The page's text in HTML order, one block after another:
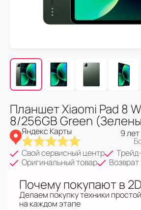
Планшет Xiaomi Pad 8
8/256GB Green
Яндекс Карты 9
Свой сервисный центр
Оригинальный товар
Возврат
Почему покупают в
Делаем покупку техники
на каждом этапе